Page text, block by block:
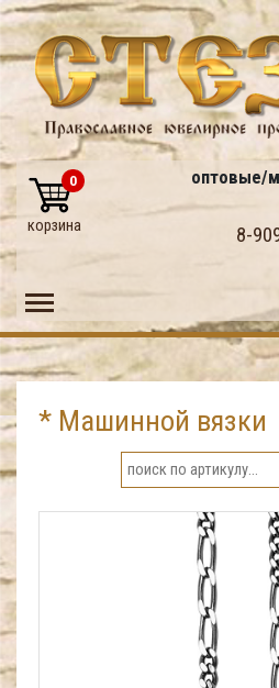
оптовые/
8-
0
корзина
Toggle main menu visibility
* Машинной вязки